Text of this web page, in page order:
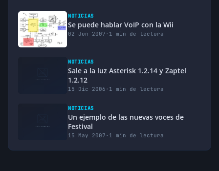
NOTICIAS
Se puede hablar VoIP con la Wii
02 Jun 2007 · 1 min de lectura
NOTICIAS
Sale a la luz Asterisk 1.2.14 y Zaptel
1.2.12
15 Dic 2006 · 1 min de lectura
NOTICIAS
Un ejemplo de las nuevas voces de
Festival
15 May 2007 · 1 min de lectura